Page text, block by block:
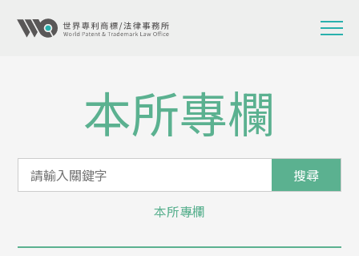
本所專欄
搜尋
本所專欄